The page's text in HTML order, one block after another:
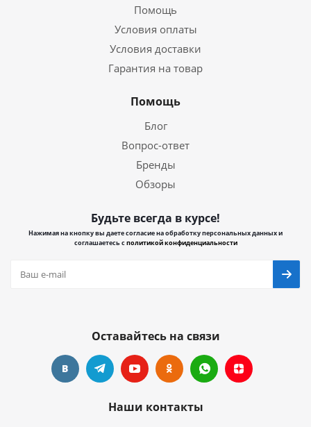
Помощь
Условия оплаты
Условия доставки
Гарантия на товар
Помощь
Блог
Вопрос-ответ
Бренды
Обзоры
Будьте всегда в курсе!
Нажимая на кнопку вы даете согласие на обработку персональных данных и
соглашаетесь сполитикой конфиденциальности
Оставайтесь на связи
Наши контакты